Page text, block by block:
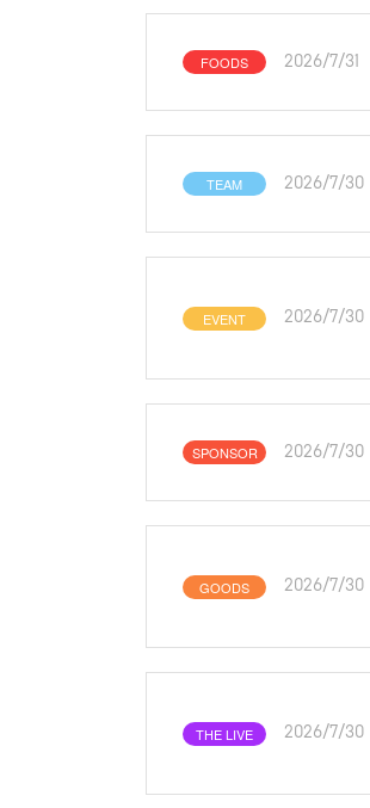
FOODS 2026/7/31
TEAM 2026/7/30
EVENT 2026/7/30
SPONSOR 2026/7/30
GOODS 2026/7/30
THE LIVE 2026/7/30